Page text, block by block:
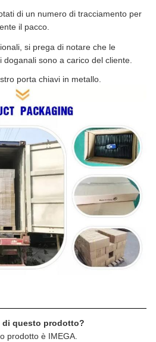
di un numero di tracciamento per
il pacco.
si prega di notare che le
doganali sono a carico del cliente.
porta chiavi in metallo.
di questo prodotto?
prodotto è IMEGA.